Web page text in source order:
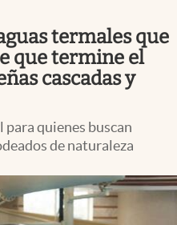
termales que
que termine el
cascadas y
para quienes buscan
de naturaleza